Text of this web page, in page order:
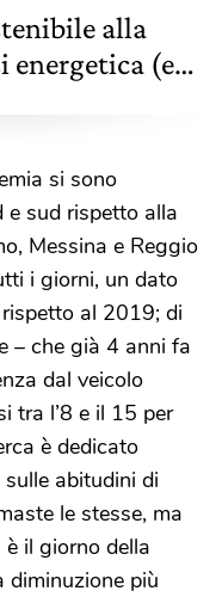
alla
energetica (e
si sono
e sud rispetto alla
Messina e Reggio
i giorni, un dato
al 2019; di
– che già 4 anni fa
dal veicolo
tra l’8 e il 15 per
è dedicato
sulle abitudini di
le stesse, ma
è il giorno della
diminuzione più